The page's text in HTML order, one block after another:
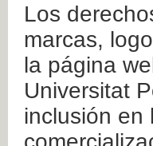
Los
marcas,
la página
Universitat
inclusión en